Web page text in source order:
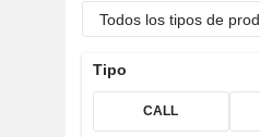
Todos los tipos de
Tipo
CALL